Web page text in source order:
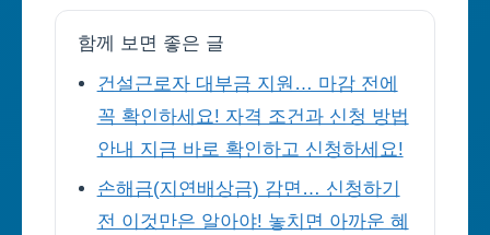
함께 보면 좋은 글
건설근로자 대부금 지원… 마감 전에
꼭 확인하세요! 자격 조건과 신청 방법
안내 지금 바로 확인하고 신청하세요!
손해금(지연배상금) 감면… 신청하기
전 이것만은 알아야! 놓치면 아까운 혜